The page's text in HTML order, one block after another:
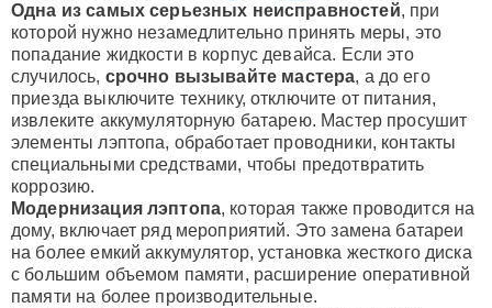
Одна из самых серьезных неисправностей, при
которой нужно незамедлительно принять меры, это
попадание жидкости в корпус девайса. Если это
случилось, срочно вызывайте мастера, а до его
приезда выключите технику, отключите от питания,
извлеките аккумуляторную батарею. Мастер просушит
элементы лэптопа, обработает проводники, контакты
специальными средствами, чтобы предотвратить
коррозию.
Модернизация лэптопа, которая также проводится на
дому, включает ряд мероприятий. Это замена батареи
на более емкий аккумулятор, установка жесткого диска
с большим объемом памяти, расширение оперативной
памяти на более производительные.